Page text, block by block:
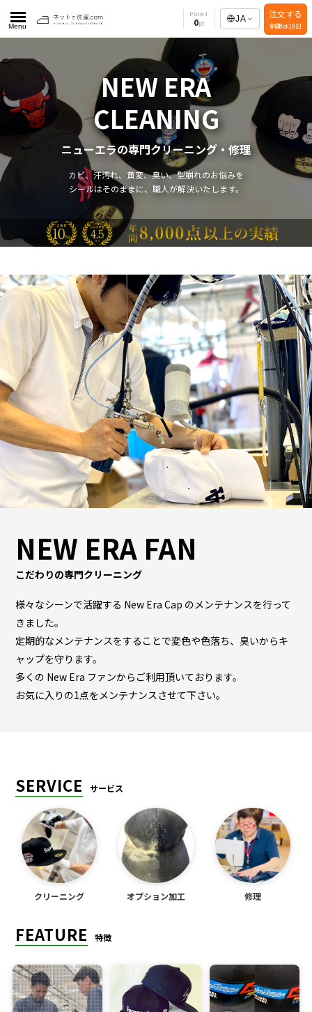
Menu
POINT
0 JA 注文する
納期は19日
NEW ERA
CLEANING
ニューエラの専門クリーニング・修理
カビ、汗汚れ、黄変、臭い、型崩れのお悩みを
シールはそのままに、職人が解決いたします。
NEW ERA FAN
こだわりの専門クリーニング
様々なシーンで活躍する New Era Cap のメンテナンスを行って
きました。
定期的なメンテナンスをすることで変色や色落ち、臭いからキ
ャップを守ります。
多くの New Era ファンからご利用頂いております。
お気に入りの1点をメンテナンスさせて下さい。
SERVICE サービス
クリーニング オプション加工 修理
FEATURE 特徴